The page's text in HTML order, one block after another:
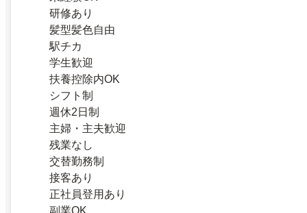
研修あり
髪型髪色自由
駅チカ
学生歓迎
扶養控除内OK
シフト制
週休2日制
主婦・主夫歓迎
残業なし
交替勤務制
接客あり
正社員登用あり
副業OK